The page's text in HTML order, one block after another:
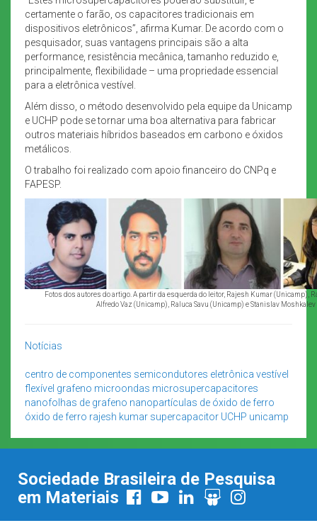
certamente o farão, os capacitores tradicionais em
dispositivos eletrônicos”, afirma Kumar. De acordo com o
pesquisador, suas vantagens principais são a alta
performance, resistência mecânica, tamanho reduzido e,
principalmente, flexibilidade – uma propriedade essencial
para a eletrônica vestível.
Além disso, o método desenvolvido pela equipe da Unicamp
e UCHP pode se tornar uma boa alternativa para fabricar
outros materiais híbridos baseados em carbono e óxidos
metálicos.
O trabalho foi realizado com apoio financeiro do CNPq e
FAPESP.
Fotos dos autores do artigo. A partir da esquerda do leitor, Rajesh Kumar (Unicamp),
Alfredo Vaz (Unicamp), Raluca Savu (Unicamp) e Stanislav
Notícias
centro de componentes semicondutores eletrônica vestível
flexível grafeno microondas microsupercapacitores
nanofolhas de grafeno nanopartículas de óxido de ferro
óxido de ferro rajesh kumar supercapacitor UCHP unicamp
Sociedade Brasileira de Pesquisa
em Materiais